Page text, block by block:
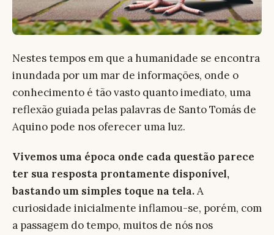
Nestes tempos em que a humanidade se encontra
inundada por um mar de informações, onde o
conhecimento é tão vasto quanto imediato, uma
reflexão guiada pelas palavras de Santo Tomás de
Aquino pode nos oferecer uma luz.
Vivemos uma época onde cada questão parece
ter sua resposta prontamente disponível,
bastando um simples toque na tela.A
curiosidade inicialmente inflamou-se, porém, com
a passagem do tempo, muitos de nós nos